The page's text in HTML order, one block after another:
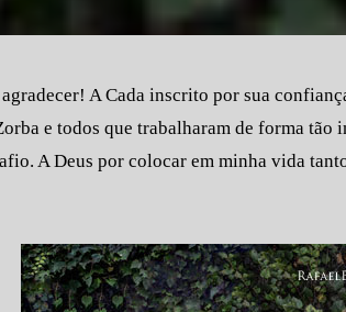
agradecer! A Cada inscrito por sua
e todos que trabalharam de forma tão
A Deus por colocar em minha vida